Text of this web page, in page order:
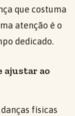
que costuma
atenção é o
dedicado.
ajustar ao
físicas